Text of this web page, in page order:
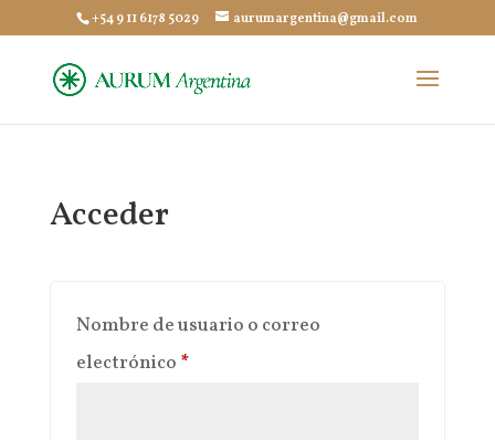
+54 9 11 6178 5029 aurumargentina@gmail.com
Acceder
Nombre de usuario o correo
electrónico *Obligatorio